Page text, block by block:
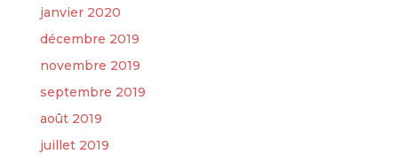
janvier 2020
décembre 2019
novembre 2019
septembre 2019
août 2019
juillet 2019